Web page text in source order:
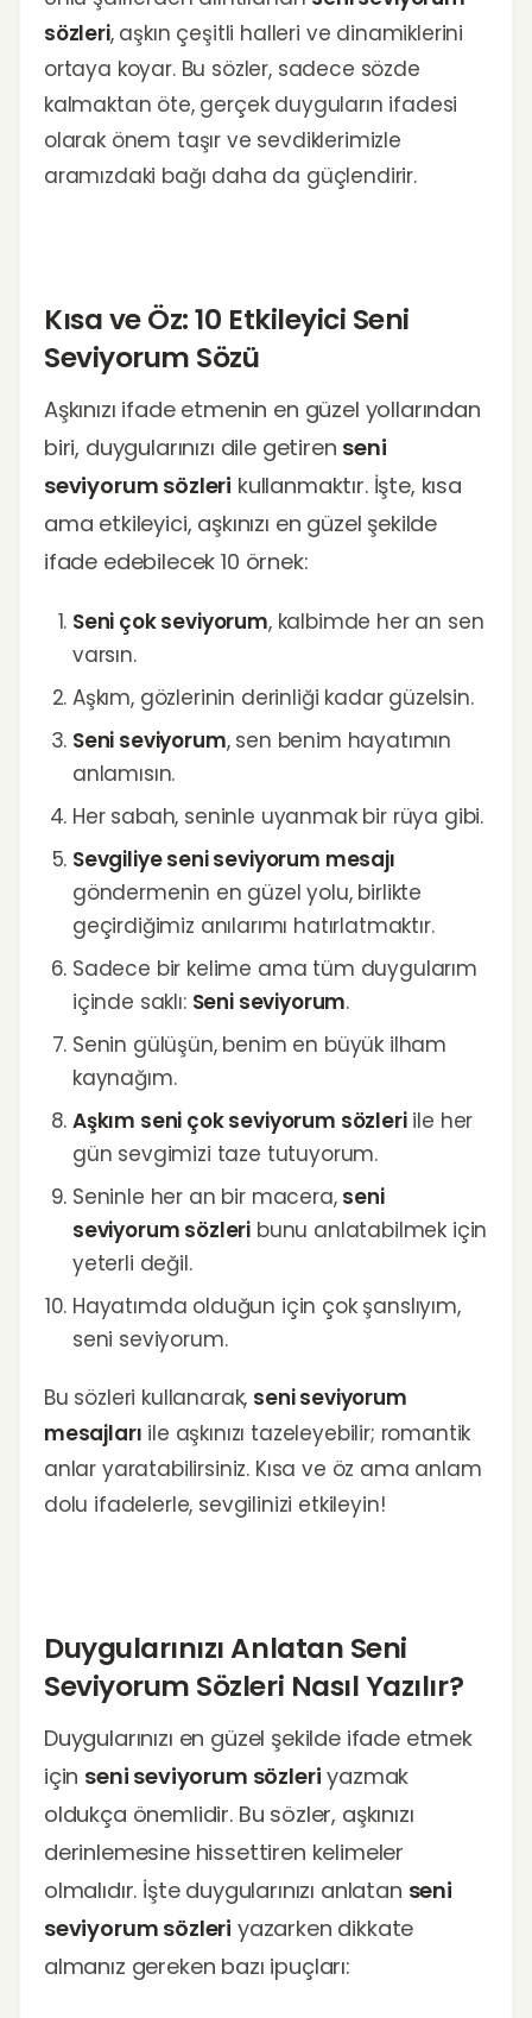
sözleri, aşkın çeşitli halleri ve dinamiklerini
ortaya koyar. Bu sözler, sadece sözde
kalmaktan öte, gerçek duyguların ifadesi
olarak önem taşır ve sevdiklerimizle
aramızdaki bağı daha da güçlendirir.
Kısa ve Öz: 10 Etkileyici Seni
Seviyorum Sözü
Aşkınızı ifade etmenin en güzel yollarından
biri, duygularınızı dile getiren seni
seviyorum sözleri kullanmaktır. İşte, kısa
ama etkileyici, aşkınızı en güzel şekilde
ifade edebilecek 10 örnek:
Seni çok seviyorum, kalbimde her an sen
varsın.
Aşkım, gözlerinin derinliği kadar güzelsin.
Seni seviyorum, sen benim hayatımın
anlamısın.
Her sabah, seninle uyanmak bir rüya gibi.
Sevgiliye seni seviyorum mesajı
göndermenin en güzel yolu, birlikte
geçirdiğimiz anılarımı hatırlatmaktır.
Sadece bir kelime ama tüm duygularım
içinde saklı: Seni seviyorum.
Senin gülüşün, benim en büyük ilham
kaynağım.
Aşkım seni çok seviyorum sözleriile her
gün sevgimizi taze tutuyorum.
Seninle her an bir macera, seni
seviyorum sözleri bunu anlatabilmek için
yeterli değil.
Hayatımda olduğun için çok şanslıyım,
seni seviyorum.
Bu sözleri kullanarak, seni seviyorum
mesajları ile aşkınızı tazeleyebilir; romantik
anlar yaratabilirsiniz. Kısa ve öz ama anlam
dolu ifadelerle, sevgilinizi etkileyin!
Duygularınızı Anlatan Seni
Seviyorum Sözleri Nasıl Yazılır?
Duygularınızı en güzel şekilde ifade etmek
için seni seviyorum sözleri yazmak
oldukça önemlidir. Bu sözler, aşkınızı
derinlemesine hissettiren kelimeler
olmalıdır. İşte duygularınızı anlatan seni
seviyorum sözleri yazarken dikkate
almanız gereken bazı ipuçları: